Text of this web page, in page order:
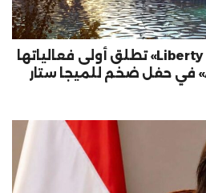
شركة «Liberty Developments» تطلق أولى فعالياتها
الترفيهية بمشروع «AT» في حفل ضخم للميجا ستار